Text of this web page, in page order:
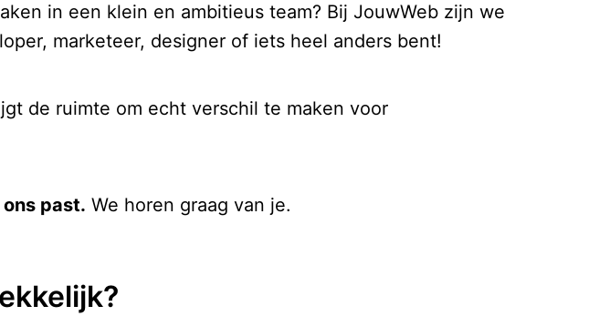
in een klein en ambitieus team? Bij JouwWeb zijn we
marketeer, designer of iets heel anders bent!
de ruimte om echt verschil te maken voor
past. We horen graag van je.